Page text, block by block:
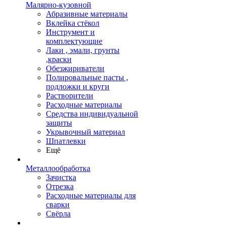
Малярно-кузовной
Абразивные материалы
Вклейка стёкол
Инструмент и
комплектующие
Лаки , эмали, грунты
,краски
Обезжириватели
Полировальные пасты ,
подложки и круги
Растворители
Расходные материалы
Средства индивидуальной
защиты
Укрывочный материал
Шпатлевки
Ещё
Металлообработка
Зачистка
Отрезка
Расходные материалы для
сварки
Свёрла